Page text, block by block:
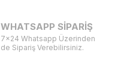
WHATSAPP SİPARİŞ
7x24 Whatsapp Üzerinden
de Sipariş Verebilirsiniz.